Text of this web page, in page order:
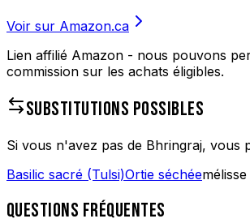
Voir sur Amazon.ca
Lien affilié Amazon - nous pouvons
commission sur les achats éligibles.
SUBSTITUTIONS POSSIBLES
Si vous n'avez pas de Bhringraj, vous
Basilic sacré (Tulsi)Ortie séchéemélisse
QUESTIONS FRÉQUENTES